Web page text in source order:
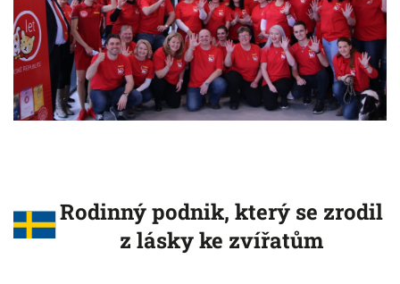
Rodinný podnik, který se zrodil
z lásky ke zvířatům